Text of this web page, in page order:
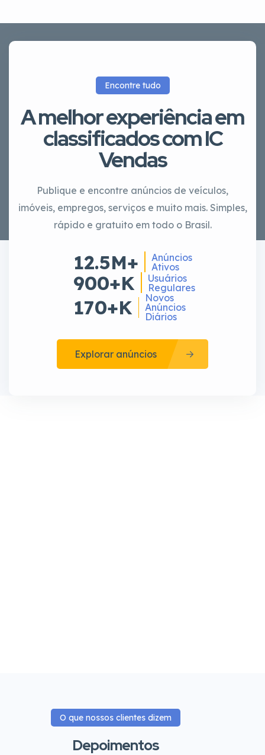
Encontre tudo
A melhor experiência em
classificados com IC
Vendas
Publique e encontre anúncios de veículos,
imóveis, empregos, serviços e muito mais. Simples,
rápido e gratuito em todo o Brasil.
12.5M+
Anúncios
Ativos
900+K
Usuários
Regulares
170+K
Novos
Anúncios
Diários
Explorar anúncios
O que nossos clientes dizem
Depoimentos